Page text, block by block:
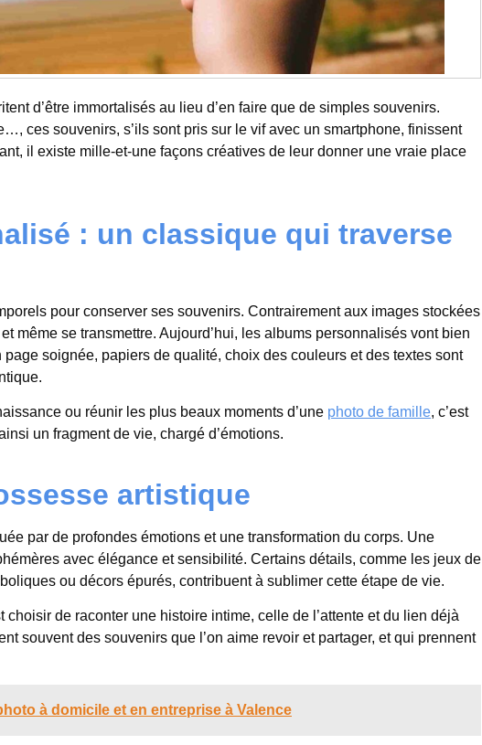
d’être immortalisés au lieu d’en faire que de simples souvenirs.
ces souvenirs, s’ils sont pris sur le vif avec un smartphone, finissent
il existe mille-et-une façons créatives de leur donner une vraie place
: un classique qui traverse
pour conserver ses souvenirs. Contrairement aux images stockées
même se transmettre. Aujourd’hui, les albums personnalisés vont bien
soignée, papiers de qualité, choix des couleurs et des textes sont
ou réunir les plus beaux moments d’une photo de famille, c’est
un fragment de vie, chargé d’émotions.
artistique
par de profondes émotions et une transformation du corps. Une
avec élégance et sensibilité. Certains détails, comme les jeux de
ou décors épurés, contribuent à sublimer cette étape de vie.
choisir de raconter une histoire intime, celle de l’attente et du lien déjà
souvent des souvenirs que l’on aime revoir et partager, et qui prennent
à domicile et en entreprise à Valence